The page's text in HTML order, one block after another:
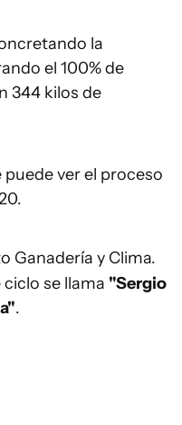
la
el 100% de
344 kilos de
puede ver el proceso
Ganadería y Clima.
se llama "Sergio
.